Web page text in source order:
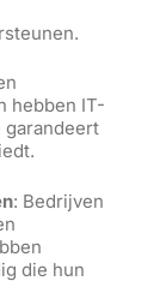
hebben IT-
: Bedrijven
die hun